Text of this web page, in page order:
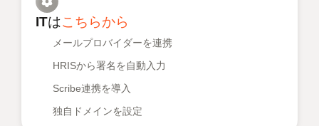
ITはこちらから
メールプロバイダーを連携
HRISから署名を自動入力
Scribe連携を導入
独自ドメインを設定